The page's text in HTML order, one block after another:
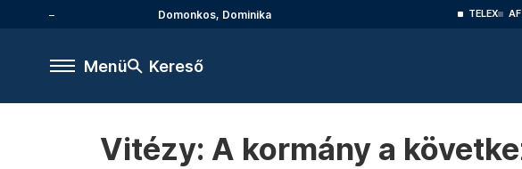
Domonkos, Dominika TELEX
Menü Kereső
Vitézy: A kormány a